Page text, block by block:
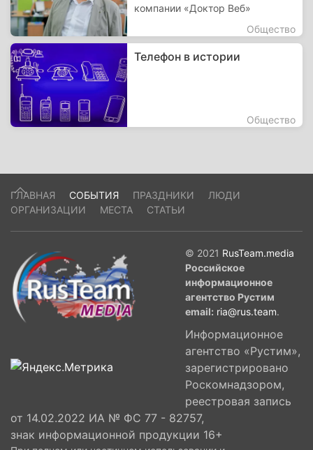
компании «Доктор Веб»
Общество
Телефон в истории
Общество
ГЛАВНАЯ СОБЫТИЯ ПРАЗДНИКИ
ЛЮДИ
ОРГАНИЗАЦИИ
МЕСТА СТАТЬИ
© 2021 RusTeam.media
Российское
информационное
агентство Рустим
email: ria@rus.team.
Информационное
агентство «Рустим»,
зарегистрировано
Роскомнадзором,
реестровая запись
от 14.02.2022 ИА № ФС 77 - 82757,
знак информационной продукции 16+